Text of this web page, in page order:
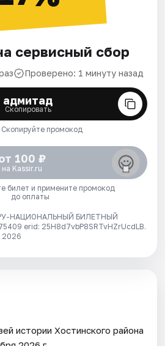
сервисный сбор
Проверено: 1 минуту назад
адмитад
Скопировать
Скопируйте промокод
100 ₽
на Kassir.ru
билет и примените промокод
до оплаты
НАЦИОНАЛЬНЫЙ БИЛЕТНЫЙ
erid: 25H8d7vbP8SRTvHZrUcdLB.
2026
истории Хостинского района